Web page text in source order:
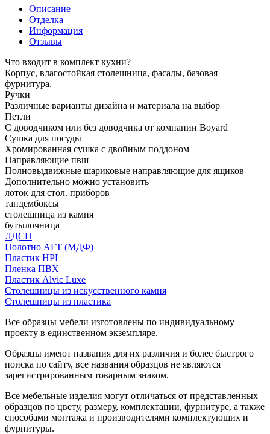
Описание
Отделка
Информация
Отзывы
Что входит в комплект кухни?
Корпус, влагостойкая столешница, фасады, базовая
фурнитура.
Ручки
Различные варианты дизайна и материала на выбор
Петли
С доводчиком или без доводчика от компании Boyard
Сушка для посуды
Хромированная сушка с двойным поддоном
Направляющие пвш
Полновыдвижные шариковые направляющие для ящиков
Дополнительно можно установить
лоток для стол. приборов
тандембоксы
столешница из камня
бутылочница
ЛДСП
Полотно АГТ (МДФ)
Пластик HPL
Пленка ПВХ
Пластик Alvic Luxe
Столешницы из искусственного камня
Столешницы из пластика
Все образцы мебели изготовлены по индивидуальному
проекту в единственном экземпляре.
Образцы имеют названия для их различия и более быстрого
поиска по сайту, все названия образцов не являются
зарегистрированным товарным знаком.
Все мебельные изделия могут отличаться от представленных
образцов по цвету, размеру, комплектации, фурнитуре, а также
способами монтажа и производителями комплектующих и
фурнитуры.